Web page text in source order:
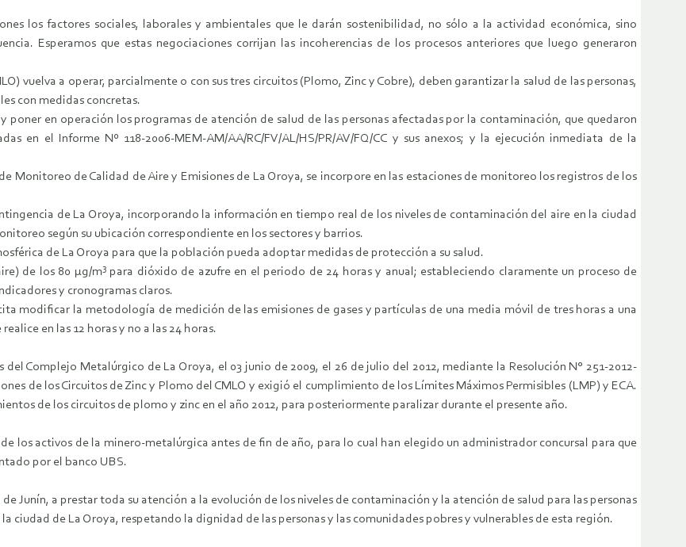
los factores sociales, laborales y ambientales que le darán sostenibilidad, no sólo a la actividad económica, sino
Esperamos que estas negociaciones corrijan las incoherencias de los procesos anteriores que luego generaron
vuelva a operar, parcialmente o con sus tres circuitos (Plomo, Zinc y Cobre), deben garantizar la salud de las personas,
con medidas concretas.
en operación los programas de atención de salud de las personas afectadas por la contaminación, que quedaron
en el Informe Nº 118-2006-MEM-AM/AA/RC/FV/AL/HS/PR/AV/FQ/CC y sus anexos; y la ejecución inmediata de la
Monitoreo de Calidad de Aire y Emisiones de La Oroya, se incorpore en las estaciones de monitoreo los registros de los
de La Oroya, incorporando la información en tiempo real de los niveles de contaminación del aire en la ciudad
según su ubicación correspondiente en los sectores y barrios.
de La Oroya para que la población pueda adoptar medidas de protección a su salud.
de los 80 µg/m3para dióxido de azufre en el periodo de 24 horas y anual; estableciendo claramente un proceso de
y cronogramas claros.
modificar la metodología de medición de las emisiones de gases y partículas de una media móvil de tres horas a una
en las 12 horas y no a las 24 horas.
Complejo Metalúrgico de La Oroya, el 03 junio de 2009, el 26 de julio del 2012, mediante la Resolución N° 251-2012-
de los Circuitos de Zinc y Plomo del CMLO y exigió el cumplimiento de los Límites Máximos Permisibles (LMP) y ECA.
de los circuitos de plomo y zinc en el año 2012, para posteriormente paralizar durante el presente año.
los activos de la minero-metalúrgica antes de fin de año, para lo cual han elegido un administrador concursal para que
por el banco UBS.
Junín, a prestar toda su atención a la evolución de los niveles de contaminación y la atención de salud para las personas
ciudad de La Oroya, respetando la dignidad de las personas y las comunidades pobres y vulnerables de esta región.